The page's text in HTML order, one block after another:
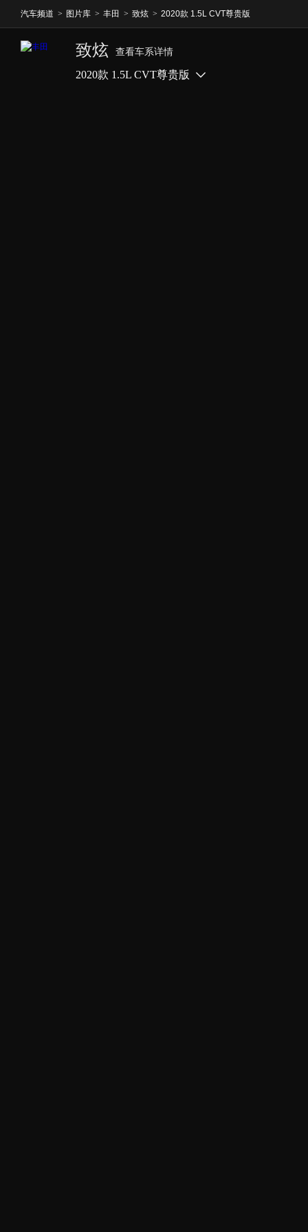
汽车频道 > 图片库 > 丰田 > 致炫 > 2020款 1.5L CVT尊贵版
致炫 查看车系详情
2020款 1.5L CVT尊贵版